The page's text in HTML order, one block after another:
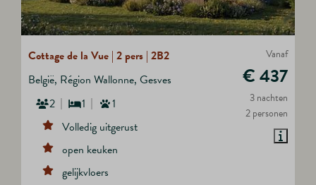
Vanaf
€ 437
3 nachten
2 personen
Cottage de la Vue | 2 pers | 2B2
België, Région Wallonne, Gesves
2
1
1
Volledig uitgerust
open keuken
gelijkvloers